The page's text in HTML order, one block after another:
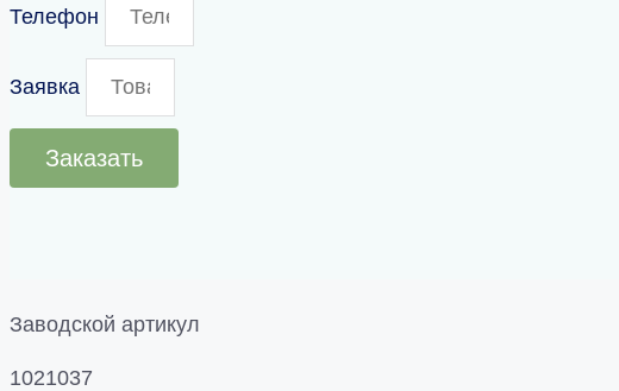
Телефон
Заявка
Заказать
Заводской артикул
1021037